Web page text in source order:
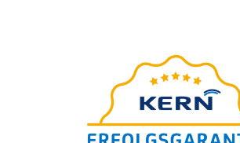
végső útmuta­tó
vállala­tá­nak